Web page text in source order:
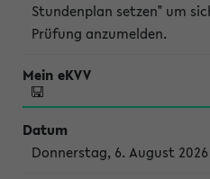
Stundenplan setzen" um
Prüfung anzumelden.
Donnerstag, 6. August 2026